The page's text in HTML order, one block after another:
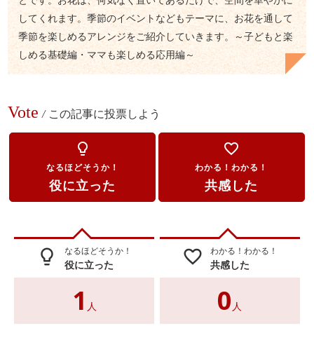
してくれます。季節のイベントなどもテーマに、お花を通して
季節を楽しめるアレンジをご紹介していきます。～子どもと楽
しめる基礎編・ママも楽しめる応用編～
Vote / この記事に投票しよう
lightbulb_outline
なるほどそうか！
役に立った
favorite_border
わかる！わかる！
共感した
lightbulb_outline なるほどそうか！
役に立った
1 人
favorite_border わかる！わかる！
共感した
0 人